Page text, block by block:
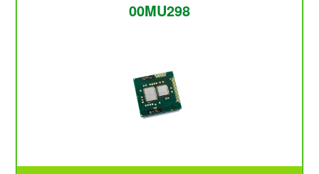
00MU298